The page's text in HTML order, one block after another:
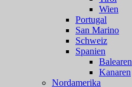
Wien
Portugal
San Marino
Schweiz
Spanien
Balearen
Kanaren
Nordamerika